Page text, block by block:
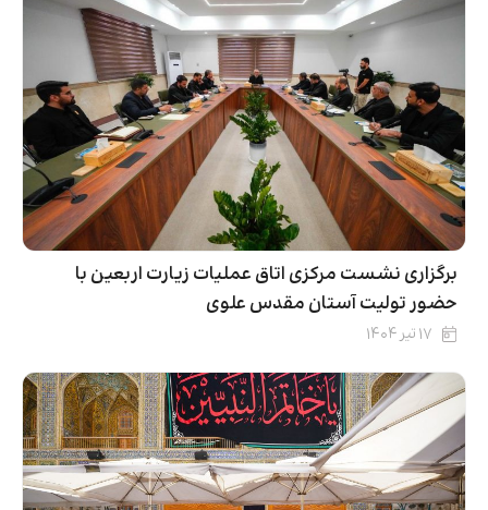
برگزاری نشست مرکزی اتاق عملیات زیارت اربعین با
حضور تولیت آستان مقدس علوی
۱۷ تیر ۱۴۰۴